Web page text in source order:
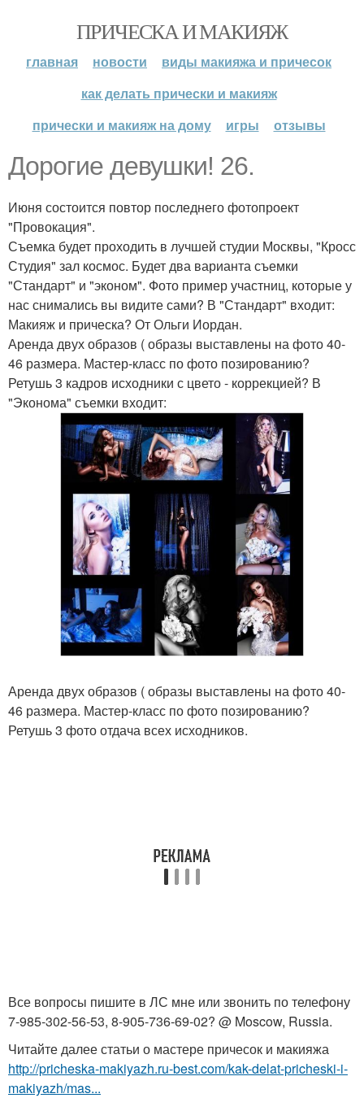
ПРИЧЕСКА И МАКИЯЖ
главная новости
виды макияжа и причесок
как делать прически и макияж
прически и макияж на дому
игры отзывы
Дорогие девушки! 26.
Июня состоится повтор последнего фотопроект
"Провокация".
Съемка будет проходить в лучшей студии Москвы, "Кросс
Студия" зал космос. Будет два варианта съемки
"Стандарт" и "эконом". Фото пример участниц, которые у
нас снимались вы видите сами? В "Стандарт" входит:
Макияж и прическа? От Ольги Иордан.
Аренда двух образов ( образы выставлены на фото 40-
46 размера. Мастер-класс по фото позированию?
Ретушь 3 кадров исходники с цвето - коррекцией? В
"Эконома" съемки входит:
Аренда двух образов ( образы выставлены на фото 40-
46 размера. Мастер-класс по фото позированию?
Ретушь 3 фото отдача всех исходников.
Все вопросы пишите в ЛС мне или звонить по телефону
7-985-302-56-53, 8-905-736-69-02? @ Moscow, Russia.
Читайте далее статьи о мастере причесок и макияжа
http://pricheska-makiyazh.ru-best.com/kak-delat-pricheski-i-
makiyazh/mas...